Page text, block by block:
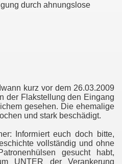
durch ahnungslose
kurz vor dem 26.03.2009
der Flakstellung den Eingang
gesehen. Die ehemalige
und stark beschädigt.
Informiert euch doch bitte,
vollständig und ohne
gesucht habt,
UNTER der Verankerung